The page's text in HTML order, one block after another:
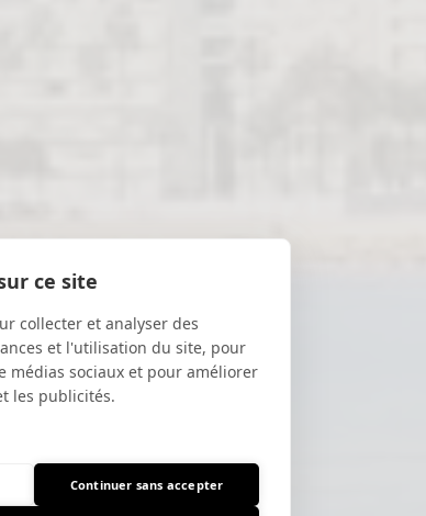
ce site
collecter et analyser des
et l'utilisation du site, pour
sociaux et pour améliorer
les publicités.
Continuer sans accepter